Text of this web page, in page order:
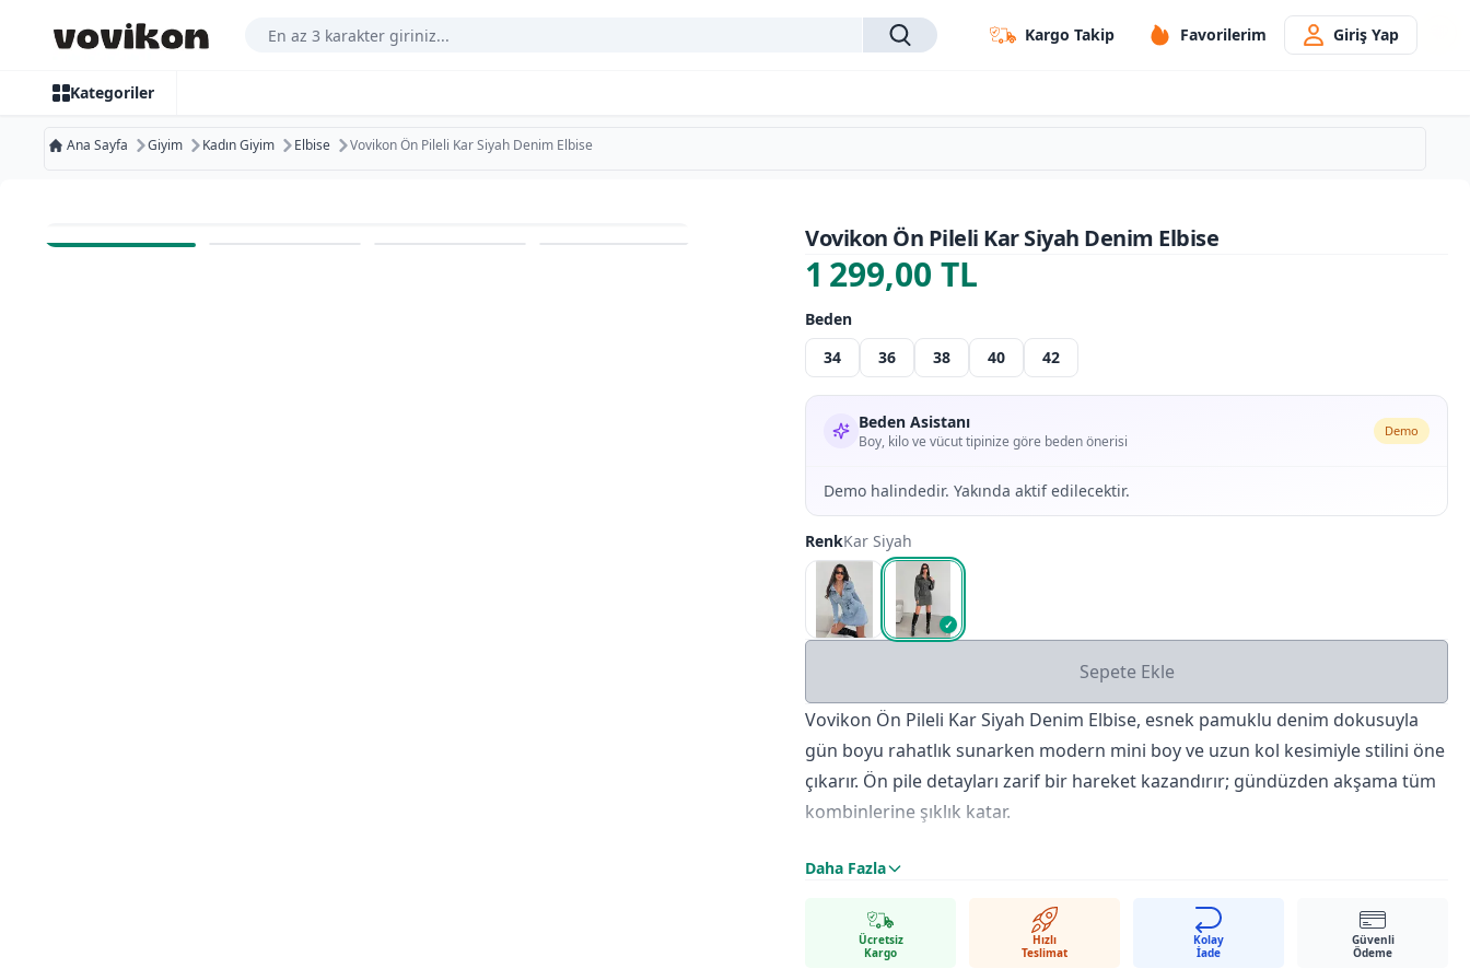
Arama Yap Kargo Takip Favorilerim Giriş Yap
Kategoriler
Ana Sayfa Giyim Kadın Giyim Elbise Vovikon Ön Pileli Kar Siyah Denim Elbise
Ücretsiz Kargo
Vovikon Ön Pileli Kar Siyah Denim Elbise
1 299,00 TL
Beden
34
36 38 40 42
Beden Asistanı
Boy, kilo ve vücut tipinize göre beden önerisi
Demo
Demo halindedir. Yakında aktif edilecektir.
RenkKar Siyah
✓
Sepete Ekle
Vovikon Ön Pileli Kar Siyah Denim Elbise, esnek pamuklu denim dokusuyla
gün boyu rahatlık sunarken modern mini boy ve uzun kol kesimiyle stilini öne
çıkarır. Ön pile detayları zarif bir hareket kazandırır; gündüzden akşama tüm
kombinlerine şıklık katar.
Öne Çıkan Özellikler
Tam kalıp; 34–36–38–40–42 bedenlerde üretilmiştir.
Renk Seçenekleri:
Buz Kar, Kar Siyah.
Kumaş:%98 pamuk, %2 likra – hafif esneme payına sahip dayanıklı denim.
Daha Fazla
Ücretsiz
Kargo
Hızlı
Teslimat
Kolay
İade
Güvenli
Ödeme